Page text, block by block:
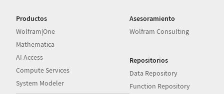
Productos
Wolfram|One
Mathematica
AI Access
Compute Services
System Modeler
Asesoramiento
Wolfram Consulting
Repositorios
Data Repository
Function Repository